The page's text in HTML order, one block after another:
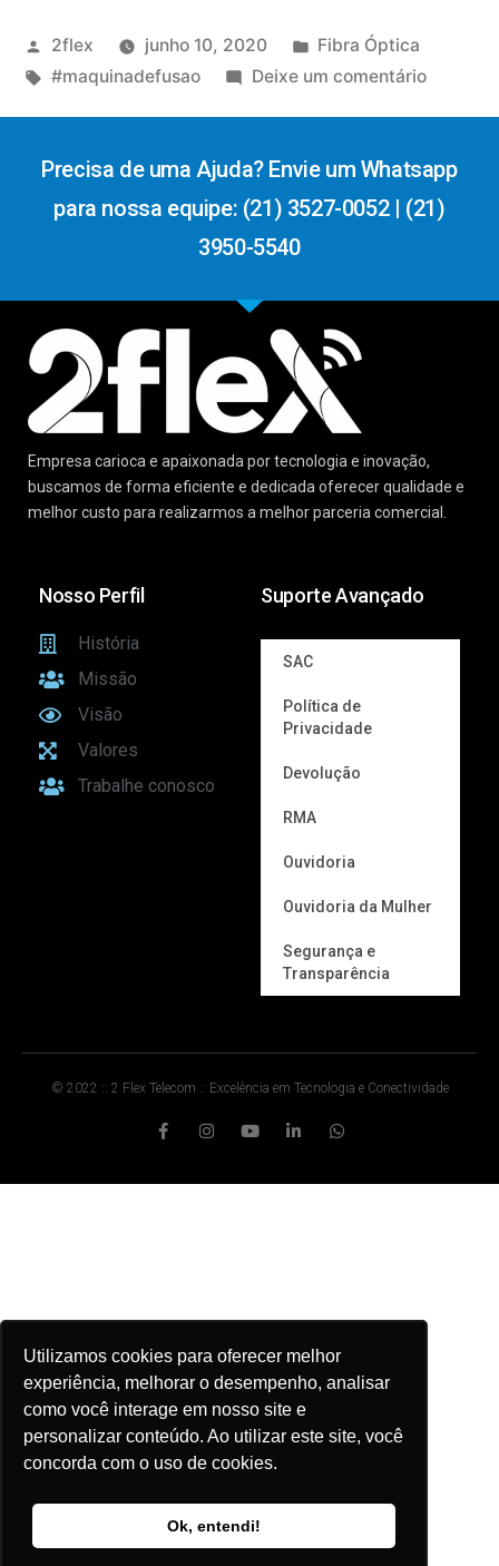
Utilizamos cookies para oferecer melhor
experiência, melhorar o desempenho, analisar
como você interage em nosso site e
personalizar conteúdo. Ao utilizar este site, você
concorda com o uso de cookies.
Ok, entendi!
2flex junho 10, 2020
Fibra Óptica
#maquinadefusao
Deixe um comentário
Precisa de uma Ajuda? Envie um Whatsapp
para nossa equipe: (21) 3527-0052 | (21)
3950-5540
Empresa carioca e apaixonada por tecnologia e inovação,
buscamos de forma eficiente e dedicada oferecer qualidade e
melhor custo para realizarmos a melhor parceria comercial.
Nosso Perfil
História
Missão
Visão
Valores
Trabalhe conosco
Suporte Avançado
SAC
Política de
Privacidade
Devolução
RMA
Ouvidoria
Ouvidoria da Mulher
Segurança e
Transparência
© 2022 :: 2 Flex Telecom :: Excelência em Tecnologia e Conectividade